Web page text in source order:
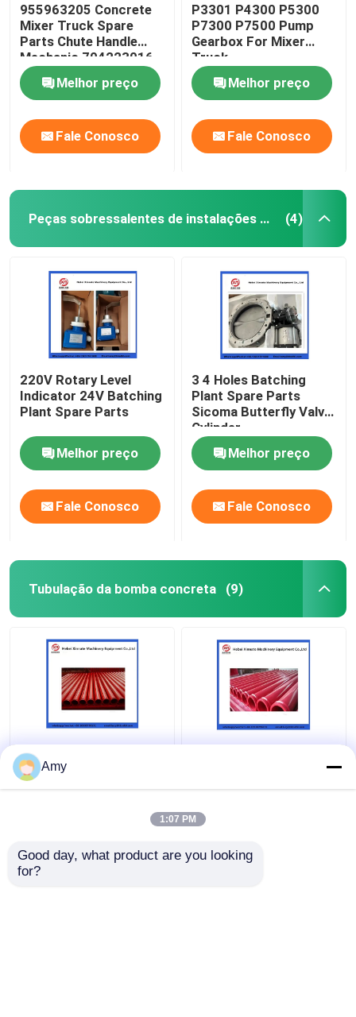
955963205 Concrete
Mixer Truck Spare
Parts Chute Handle
Mechanic 704223016
Melhor preço
Fale Conosco
P3301 P4300 P5300
P7300 P7500 Pump
Gearbox For Mixer
Truck
Melhor preço
Fale Conosco
Peças sobressalentes de instalações de bateria (4)
220V Rotary Level
Indicator 24V Batching
Plant Spare Parts
Melhor preço
Fale Conosco
3 4 Holes Batching
Plant Spare Parts
Sicoma Butterfly Valve
Cylinder
Electropneumatic
Actuator Cylinder
Melhor preço
Fale Conosco
Tubulação da bomba concreta (9)
Amy
1:07 PM
Good day, what product are you looking
for?